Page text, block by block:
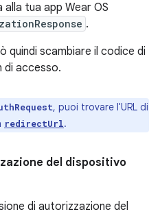
tua app Wear OS
.
quindi scambiare il codice di
di accesso.
, puoi trovare l'URL di
redirectUrl.
del dispositivo
di autorizzazione del